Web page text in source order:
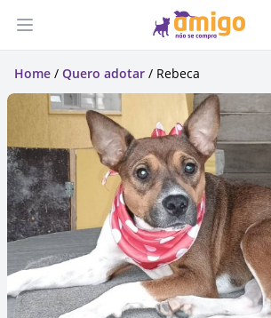
Abrir menu
Home / Quero adotar / Rebeca